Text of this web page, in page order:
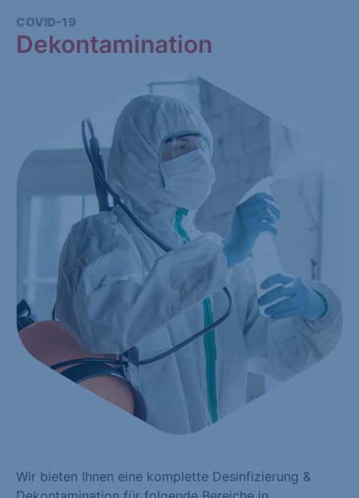
COVID-19
Dekontamination
Wir bieten Ihnen eine komplette Desinfizierung &